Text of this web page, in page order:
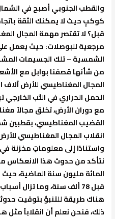
والقطب الجنوبي أصبح في
كوكبٍ حيث لا يمكنك الثقة
قبل؟ لا تقتصر مهمة المجال
مرجعية للبوصلات: حيث يعمل على
الشمسية – تلك الجسيمات
من شأنها قصفنا بوابل مع
المجال المغناطيسي للأرض
الحمل الحراري في اللُّب الخارجي
مع دوران الأرض، تخلق مجالاً
القضيب المغناطيسي، بقطبين
انقلاب المجال المغناطيسي
واستنادًا إلى معلوماتٍ مخزنة في
المائة مليون سنة الماضية،
قبل 78 ألف سنة، وما تزال
هناك طريقة للتنبؤ بتوقيت
ذلك، فنحن نعلم أن انقلاباً